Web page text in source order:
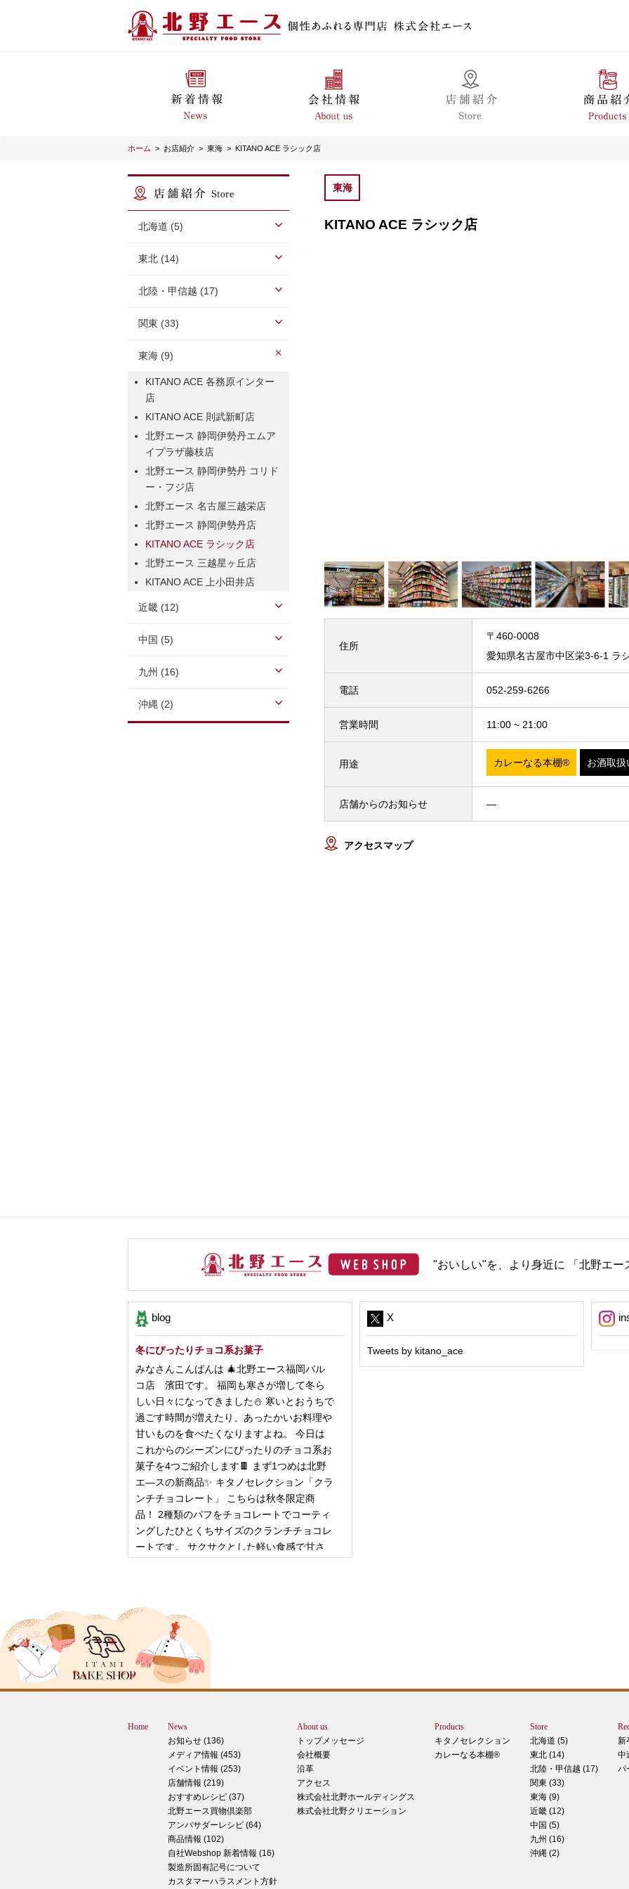
ホーム > お店紹介 > 東海 > KITANO ACE ラシック店
北海道 (5)
東北 (14)
北陸・甲信越 (17)
関東 (33)
東海 (9)
KITANO ACE 各務原インター
店
KITANO ACE 則武新町店
北野エース 静岡伊勢丹エムア
イプラザ藤枝店
北野エース 静岡伊勢丹 コリド
ー・フジ店
北野エース 名古屋三越栄店
北野エース 静岡伊勢丹店
KITANO ACE ラシック店
北野エース 三越星ヶ丘店
KITANO ACE 上小田井店
近畿 (12)
中国 (5)
九州 (16)
沖縄 (2)
東海
KITANO ACE ラシック店
住所
〒460-0008
愛知県名古屋市中区栄3-6-1 ラ
電話 052-259-6266
営業時間 11:00 ~ 21:00
用途 カレーなる本棚® お酒取扱
店舗からのお知らせ —
アクセスマップ
"おいしい"を、より身近に 「北野エー
blog
冬にぴったりチョコ系お菓子
みなさんこんばんは 🎄北野エース福岡パル
コ店 濱田です。 福岡も寒さが増して冬ら
しい日々になってきました⛄️ 寒いとおうちで
過ごす時間が増えたり、あったかいお料理や
甘いものを食べたくなりますよね。 今日は
これからのシーズンにぴったりのチョコ系お
菓子を4つご紹介します🍫 まず1つめは北野
エ―スの新商品✨ キタノセレクション「クラ
ンチチョコレート」 こちらは秋冬限定商
品！ 2種類のパフをチョコレートでコーティ
ングしたひとくちサイズのクランチチョコレ
ートです。 サクサクとした軽い食感で甘さ
ピザ立ちぬ
ブログをご覧の皆様、こんにちは！北野エー
スMOMOテラス店の大西です。 いきなりで
すが、これは何だと思いますか？ ヒントは
12月に活躍するあの食べ物です！ はんぺ
す。 それでは正解発表です。リバースカー
ドオープン！！ なんと四角いピザなんで
す！今回は冬に大活躍のピザ、紹介いたしま
す。 キタノセレクション手のばしピザ マ
ルゲリータ 北野エースオリジナル商品のピ
ザになります。特徴は何といってもこの形！
生地はひとつひとつ手で
2024年12月14日
もっちもち！和スイーツと一緒に素敵なティ
X
Tweets by kitano_ace
Home
News
お知らせ (136)
メディア情報 (453)
イベント情報 (253)
店舗情報 (219)
おすすめレシピ (37)
北野エース買物倶楽部
アンバサダーレシピ (64)
商品情報 (102)
自社Webshop 新着情報 (16)
製造所固有記号について
カスタマーハラスメント方針
About us
トップメッセージ
会社概要
沿革
アクセス
株式会社北野ホールディングス
株式会社北野クリエーション
Products
キタノセレクション
カレーなる本棚®
Store
北海道 (5)
東北 (14)
北陸・甲信越 (17)
関東 (33)
東海 (9)
近畿 (12)
中国 (5)
九州 (16)
沖縄 (2)
新
中
パ